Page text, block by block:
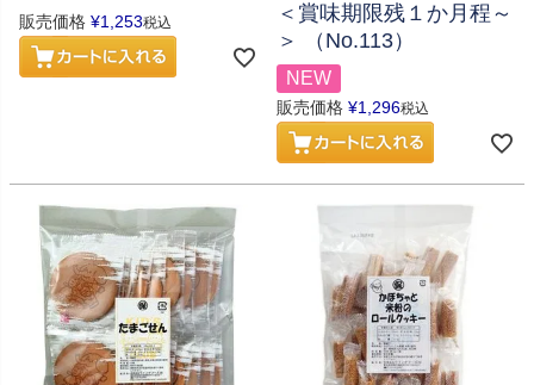
販売価格 ¥1,253税込
＜賞味期限残１か月程～
＞ （No.113）
NEW
販売価格 ¥1,296税込